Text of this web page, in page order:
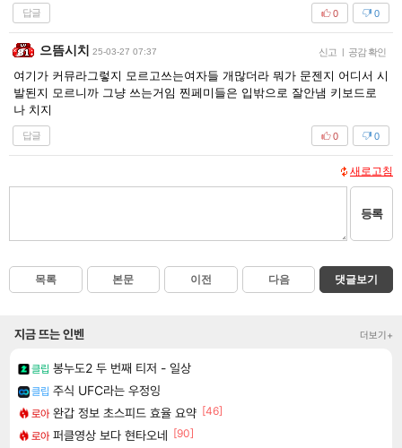
답글 0
0
으뜸시치 25-03-27 07:37 신고 | 공감 확인
여기가 커뮤라그렇지 모르고쓰는여자들 개많더라 뭐가 문젠지 어디서 시
발된지 모르니까 그냥 쓰는거임 찐페미들은 입밖으로 잘안냄 키보드로
나 치지
답글 0
0
새로고침
등록
목록 본문 이전 다음 댓글보기
지금 뜨는 인벤 더보기+
클립 봉누도2 두 번째 티저 - 일상
클립 주식 UFC라는 우정잉
로아 완갑 정보 초스피드 효율 요약 [46]
로아 퍼클영상 보다 현타오네 [90]